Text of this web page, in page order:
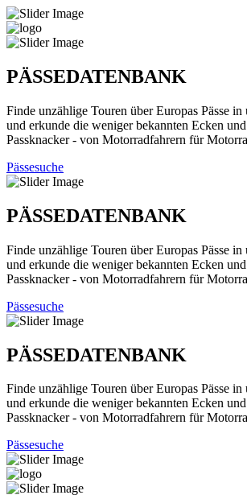
PÄSSEDATENBANK
Finde unzählige Touren über Europas Pässe in
und erkunde die weniger bekannten Ecken
Passknacker - von Motorradfahrern für
Pässesuche
PÄSSEDATENBANK
Finde unzählige Touren über Europas Pässe in
und erkunde die weniger bekannten Ecken
Passknacker - von Motorradfahrern für
Pässesuche
PÄSSEDATENBANK
Finde unzählige Touren über Europas Pässe in
und erkunde die weniger bekannten Ecken
Passknacker - von Motorradfahrern für
Pässesuche